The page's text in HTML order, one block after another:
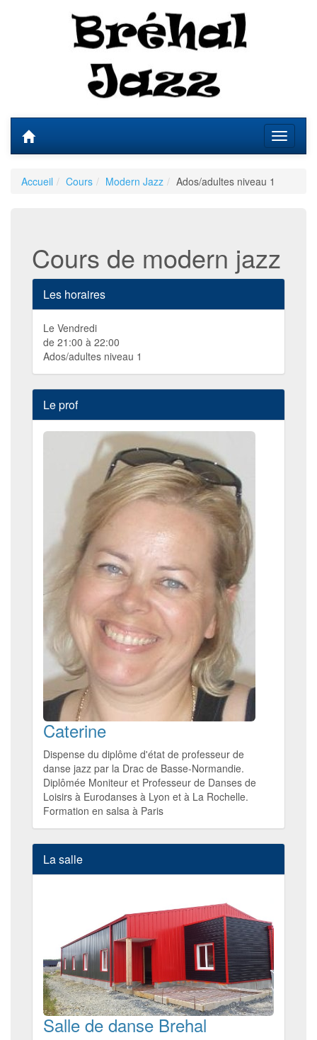
Accueil Cours Modern Jazz Ados/adultes niveau 1
Cours de modern jazz
Les horaires
Le Vendredi
de 21:00 à 22:00
Ados/adultes niveau 1
Le prof
Caterine
Dispense du diplôme d'état de professeur de
danse jazz par la Drac de Basse-Normandie.
Diplômée Moniteur et Professeur de Danses de
Loisirs à Eurodanses à Lyon et à La Rochelle.
Formation en salsa à Paris
La salle
Salle de danse Brehal